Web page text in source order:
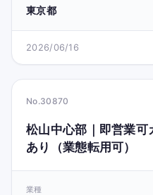
東京都
2026/06/16
No.30870
松山中心部｜即営業
あり（業態転用可）
業種